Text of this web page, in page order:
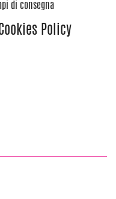
di consegna
Policy